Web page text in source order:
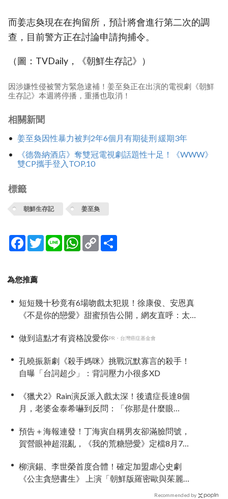
而姜志奐現在在拘留所，預計將會進行第二次的調
查，目前警方正在討論申請拘捕令。
（圖：TVDaily，《朝鮮生存記》）
因涉嫌性侵被警方緊急逮補！姜至奐正在出演的電視劇《朝鮮
生存記》本週將停播，重播也取消！
相關新聞
姜至奐因性暴力被判2年6個月有期徒刑 緩期3年
《德魯納酒店》奪雙冠電視劇話題性十足！《WWW》
雙CP攜手登入TOP.10
標籤
朝鮮生存記 姜至奐
Facebook
TwitterLine WhatsApp
Copy
Link
為您推薦
短短幾十秒竟有6場吻戲太犯規！徐康俊、安恩真
《不是你的戀愛》甜蜜預告公開，網友直呼：太
做到這點才有資格說愛你PR・台灣癌症基金會
孔曉振新劇《殺手媽咪》挑戰沉默寡言的殺手！
自曝「台詞超少」：背詞壓力小很多XD
《獵犬2》Rain演反派入戲太深！後遺症長達8個
月，老婆金泰希嚇到反問：「你那是什麼眼
預告＋海報連發！丁海寅自稱男友卻滿臉問號，
賀營眼神超混亂，《我的荒糖戀愛》定檔8月7
柳演錫、李世榮首度合體！確定加盟虐心史劇
《公主貪戀書生》 上演「朝鮮版羅密歐與茱麗
Recommended by